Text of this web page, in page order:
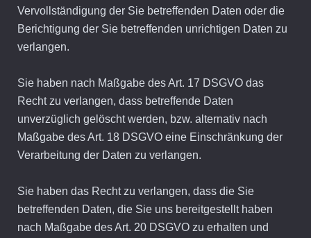
Vervollständigung der Sie betreffenden Daten oder die
Berichtigung der Sie betreffenden unrichtigen Daten zu
verlangen.
Sie haben nach Maßgabe des Art. 17 DSGVO das
Recht zu verlangen, dass betreffende Daten
unverzüglich gelöscht werden, bzw. alternativ nach
Maßgabe des Art. 18 DSGVO eine Einschränkung der
Verarbeitung der Daten zu verlangen.
Sie haben das Recht zu verlangen, dass die Sie
betreffenden Daten, die Sie uns bereitgestellt haben
nach Maßgabe des Art. 20 DSGVO zu erhalten und